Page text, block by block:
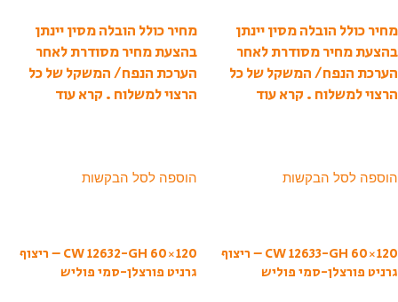
מחיר כולל הובלה מסין יינתן
בהצעת מחיר מסודרת לאחר
הערכת הנפח/ המשקל של כל
הרצוי למשלוח . קרא עוד
הוספה לסל הבקשות
מחיר כולל הובלה מסין יינתן
בהצעת מחיר מסודרת לאחר
הערכת הנפח/ המשקל של כל
הרצוי למשלוח . קרא עוד
הוספה לסל הבקשות
CW 12633-GH 60×120 – ריצוף
גרניט פורצלן-סמי פוליש
CW 12632-GH 60×120 – ריצוף
גרניט פורצלן-סמי פוליש